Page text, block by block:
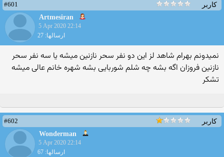
کاربر
#601
Artmesiran
5 Apr 2020 22:14
ارسالها: 27
نمیدونم بهرام شاهد لز این دو نفر سحر نازنین میشه یا سه نفر سحر
نازنین فروزان اگه بشه چه شلم شوربایی بشه شهره خانم عالی میشه
تشکر
کاربر
#602
Wonderman
5 Apr 2020 22:14
ارسالها: 67